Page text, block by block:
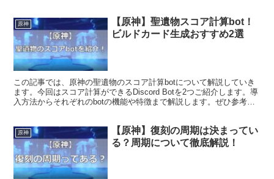
原神
【原神】聖遺物スコア計算bot！
ビルドカード生成おすすめ2選
この記事では、原神の聖遺物のスコア計算botについて解説していき
ます。今回はスコア計算ができるDiscord Botを2つご紹介します。導
入方法からそれぞれのbotの機能や特徴まで解説します。ぜひ参考に
原神
【原神】復刻の周期は決まってい
る？周期について徹底解説！